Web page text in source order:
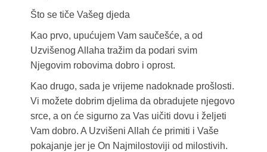
Što se tiče Vašeg djeda
Kao prvo, upućujem Vam saučešće, a od
Uzvišenog Allaha tražim da podari svim
Njegovim robovima dobro i oprost.
Kao drugo, sada je vrijeme nadoknade prošlosti.
Vi možete dobrim djelima da obradujete njegovo
srce, a on će sigurno za Vas uičiti dovu i željeti
Vam dobro. A Uzvišeni Allah će primiti i Vaše
pokajanje jer je On Najmilostoviji od milostivih.